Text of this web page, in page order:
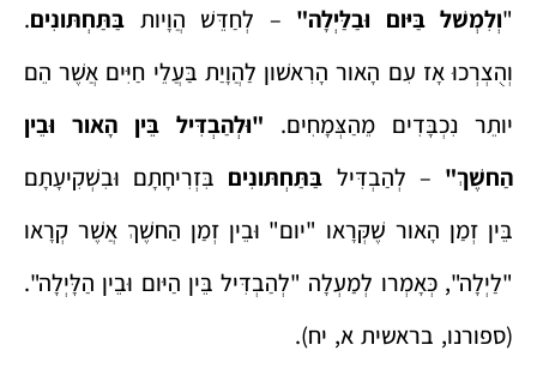
"וְלִמְשׁל בַּיּום וּבַלַּיְלָה" – לְחַדֵּשׁ הֲוָיות בַּתַּחְתּונִים.
וְהֻצְרְכוּ אָז עִם הָאור הָרִאשׁון לַהֲוָיַת בַּעֲלֵי חַיִּים אֲשֶׁר הֵם
יותֵר נִכְבָּדִים מֵהַצְּמָחִים. "וּלְהַבְדִּיל בֵּין הָאור וּבֵין
הַחשֶׁךְ" – לְהַבְדִּיל בַּתַּחְתּונִים בִּזְרִיחָתָם וּבִשְׁקִיעָתָם
בֵּין זְמַן הָאור שֶׁקְּרָאו "יום" וּבֵין זְמַן הַחשֶׁךְ אֲשֶׁר קְרָאו
"לַיְלָה", כְּאָמְרו לְמַעְלָה "לְהַבְדִּיל בֵּין הַיּום וּבֵין הַלָּיְלָה".
(ספורנו, בראשית א, יח).